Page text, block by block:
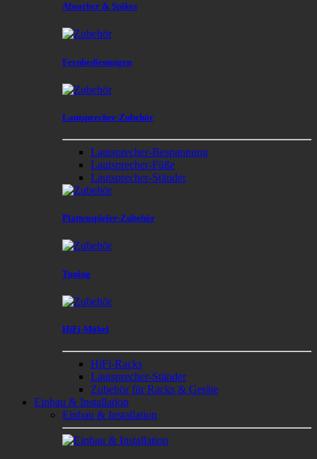
Absorber & Spikes
Fernbedienungen
Lautsprecher-Zubehör
Lautsprecher-Bespannung
Lautsprecher-Füße
Lautsprecher-Ständer
Plattenspieler-Zubehör
Tuning
HiFi-Möbel
HiFi-Racks
Lautsprecher-Ständer
Zubehör für Racks & Geräte
Einbau & Installation
Einbau & Installation